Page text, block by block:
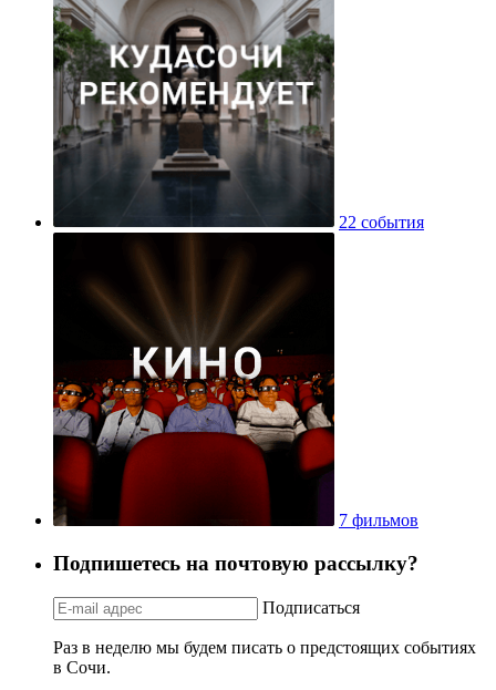
22 события
7 фильмов
Подпишетесь на почтовую рассылку?
Подписаться
Раз в неделю мы будем писать о предстоящих событиях
в Сочи.